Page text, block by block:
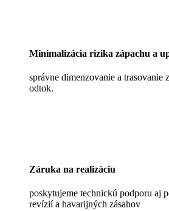
Minimalizácia rizika zápachu a
správne dimenzovanie a trasovanie
odtok.
Záruka na realizáciu
poskytujeme technickú podporu aj
revízií a havarijných zásahov